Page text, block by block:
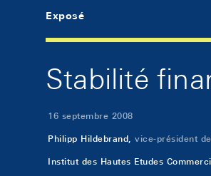
Exposé
Stabilité
16 septembre 2008
Philipp Hildebrand, vice-président
Institut des Hautes Etudes